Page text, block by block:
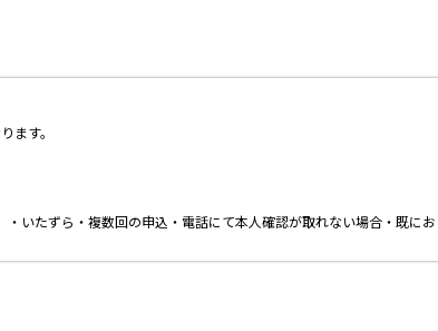
ます。
いたずら・複数回の申込・電話にて本人確認が取れない場合・既に